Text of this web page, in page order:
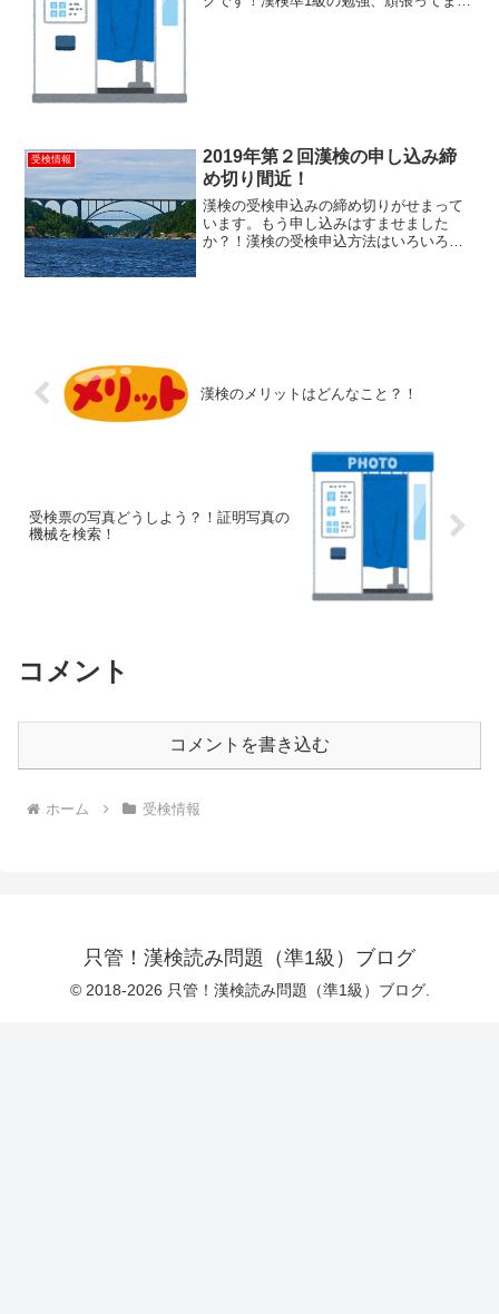
受検情報
2019年第２回漢検の申し込み締
め切り間近！
漢検の受検申込みの締め切りがせまって
います。もう申し込みはすませました
か？！漢検の受検申込方法はいろいろと
漢検のメリットはどんなこと？！
受検票の写真どうしよう？！証明写真の
機械を検索！
コメント
コメントを書き込む
ホーム 受検情報
只管！漢検読み問題（準1級）ブログ
© 2018-2026 只管！漢検読み問題（準1級）ブログ.